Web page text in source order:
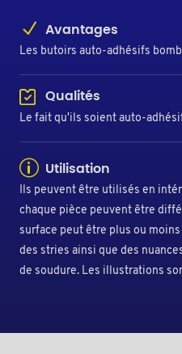
Avantages
Les butoirs auto-adhésifs
Qualités
Le fait qu'ils soient auto-
Utilisation
Ils peuvent être utilisés en
chaque pièce peuvent être
surface peut être plus ou
des stries ainsi que des
de soudure. Les illustrations